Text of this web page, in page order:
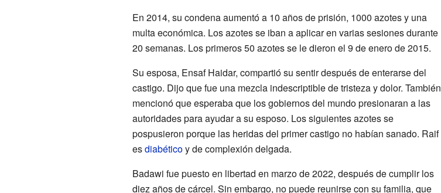
En 2014, su condena aumentó a 10 años de prisión, 1000 azotes y una
multa económica. Los azotes se iban a aplicar en varias sesiones durante
20 semanas. Los primeros 50 azotes se le dieron el 9 de enero de 2015.
Su esposa, Ensaf Haidar, compartió su sentir después de enterarse del
castigo. Dijo que fue una mezcla indescriptible de tristeza y dolor. También
mencionó que esperaba que los gobiernos del mundo presionaran a las
autoridades para ayudar a su esposo. Los siguientes azotes se
pospusieron porque las heridas del primer castigo no habían sanado. Raif
esdiabéticoy de complexión delgada.
Badawi fue puesto en libertad en marzo de 2022, después de cumplir los
diez años de cárcel. Sin embargo, no puede reunirse con su familia, que